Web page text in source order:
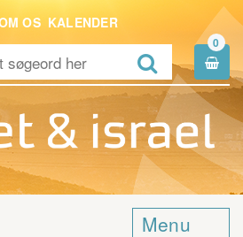
OS KALENDER

0

Menu